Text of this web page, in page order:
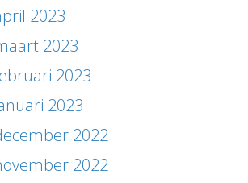
2023
2023
2023
2023
2022
2022